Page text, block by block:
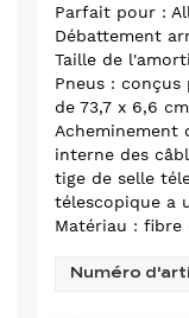
Parfait pour :
Débattement
Taille de
Pneus :
de 73,7 x 6,6
Acheminement
interne des
tige de selle
télescopique a
Matériau : fibre
Numéro